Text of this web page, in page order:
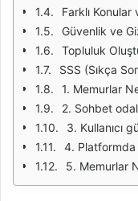
Farklı Konular
Güvenlik ve
Topluluk
SSS (Sıkça
1. Memurlar
2. Sohbet
3. Kullanıcı
4. Platformda
5. Memurlar